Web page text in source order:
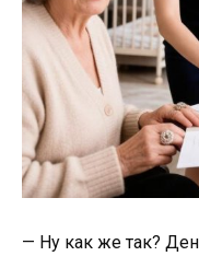
— Ну как же так?